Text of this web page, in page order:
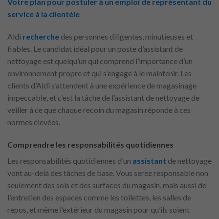
service à la clientèle
Aldi recherche des personnes diligentes, minutieuses et
fiables. Le candidat idéal pour un poste d’assistant de
nettoyage est quelqu’un qui comprend l’importance d’un
environnement propre et qui s’engage à le maintenir. Les
clients d’Aldi s’attendent à une expérience de magasinage
impeccable, et c’est la tâche de l’assistant de nettoyage de
veiller à ce que chaque recoin du magasin réponde à ces
normes élevées.
Comprendre les responsabilités quotidiennes
Les responsabilités quotidiennes d’un assistant de nettoyage
vont au-delà des tâches de base. Vous serez responsable non
seulement des sols et des surfaces du magasin, mais aussi de
l’entretien des espaces comme les toilettes, les salles de
repos, et même l’extérieur du magasin pour qu’ils soient